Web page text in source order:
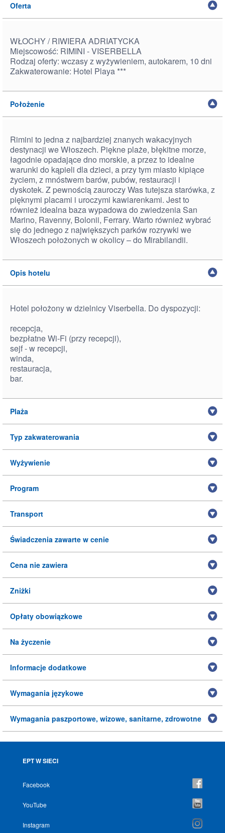
Oferta
WŁOCHY / RIWIERA ADRIATYCKA
Miejscowość: RIMINI - VISERBELLA
Rodzaj oferty: wczasy z wyżywieniem, autokarem, 10 dni
Zakwaterowanie: Hotel Playa ***
Położenie
Rimini to jedna z najbardziej znanych wakacyjnych
destynacji we Włoszech. Piękne plaże, błękitne morze,
łagodnie opadające dno morskie, a przez to idealne
warunki do kąpieli dla dzieci, a przy tym miasto kipiące
życiem, z mnóstwem barów, pubów, restauracji i
dyskotek. Z pewnością zauroczy Was tutejsza starówka, z
pięknymi placami i uroczymi kawiarenkami. Jest to
również idealna baza wypadowa do zwiedzenia San
Marino, Ravenny, Bolonii, Ferrary. Warto również wybrać
się do jednego z największych parków rozrywki we
Włoszech położonych w okolicy – do Mirabilandii.
Opis hotelu
Hotel położony w dzielnicy Viserbella. Do dyspozycji:
recepcja,
bezpłatne Wi-Fi (przy recepcji),
sejf - w recepcji,
winda,
restauracja,
bar.
Plaża
Typ zakwaterowania
Wyżywienie
Program
Transport
Świadczenia zawarte w cenie
Cena nie zawiera
Zniżki
Opłaty obowiązkowe
Na życzenie
Informacje dodatkowe
Wymagania językowe
Wymagania paszportowe, wizowe, sanitarne, zdrowotne
EPT W SIECI
Facebook
YouTube
Instagram